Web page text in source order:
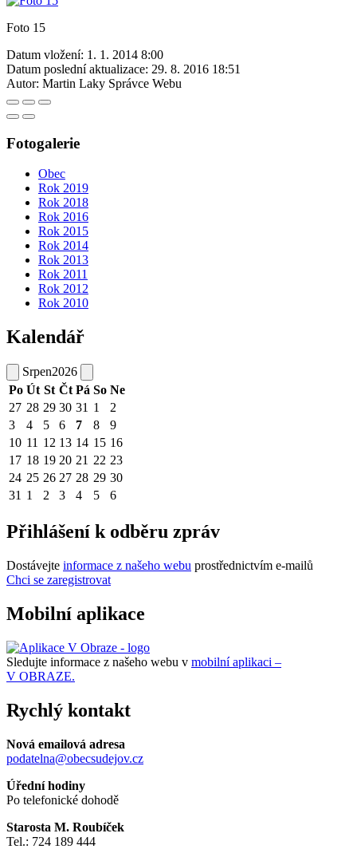
Foto 15
Datum vložení: 1. 1. 2014 8:00
Datum poslední aktualizace: 29. 8. 2016 18:51
Autor: Martin Laky Správce Webu
Fotogalerie
Obec
Rok 2019
Rok 2018
Rok 2016
Rok 2015
Rok 2014
Rok 2013
Rok 2011
Rok 2012
Rok 2010
Kalendář
Srpen2026
Po Út St Čt Pá So Ne
27 28 29 30 31 1
2
3
4 5 6 7 8
9
10 11 12 13 14 15 16
17 18 19 20 21 22 23
24 25 26 27 28 29 30
31 1 2 3 4 5 6
Přihlášení k odběru zpráv
Dostávejte informace z našeho webu prostřednictvím e-mailů
Chci se zaregistrovat
Mobilní aplikace
Sledujte informace z našeho webu v mobilní aplikaci –
V OBRAZE.
Rychlý kontakt
Nová emailová adresa
podatelna@obecsudejov.cz
Úřední hodiny
Po telefonické dohodě
Starosta M. Roubíček
Tel.: 724 189 444